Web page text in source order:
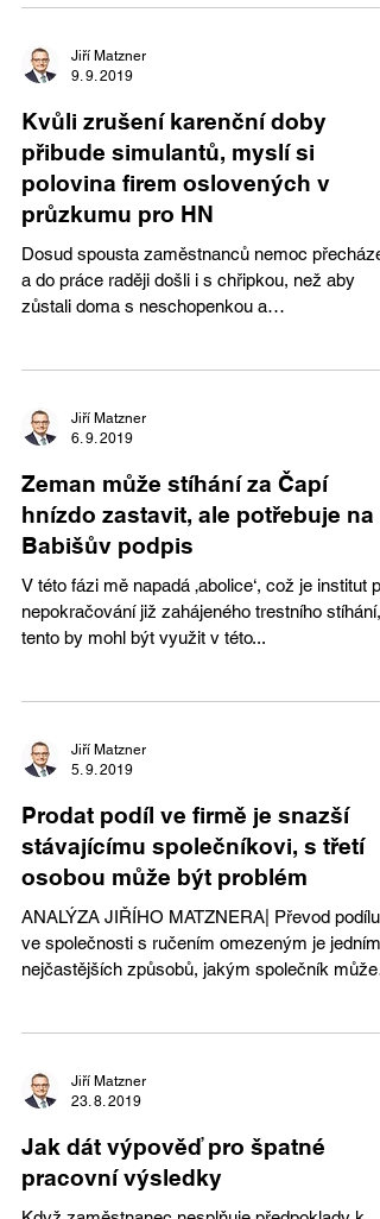
Jiří Matzner
9. 9. 2019
Kvůli zrušení karenční doby
přibude simulantů, myslí si
polovina firem oslovených v
průzkumu pro HN
Dosud spousta zaměstnanců nemoc
a do práce raději došli i s chřipkou, než aby
zůstali doma s neschopenkou a
Jiří Matzner
6. 9. 2019
Zeman může stíhání za Čapí
hnízdo zastavit, ale potřebuje na
Babišův podpis
V této fázi mě napadá ‚abolice‘, což je institut
nepokračování již zahájeného trestního stíhání,
tento by mohl být využit v této...
Jiří Matzner
5. 9. 2019
Prodat podíl ve firmě je snazší
stávajícímu společníkovi, s třetí
osobou může být problém
ANALÝZA JIŘÍHO MATZNERA| Převod podílu
ve společnosti s ručením omezeným je jedním z
nejčastějších způsobů, jakým společník může
Jiří Matzner
23. 8. 2019
Jak dát výpověď pro špatné
pracovní výsledky